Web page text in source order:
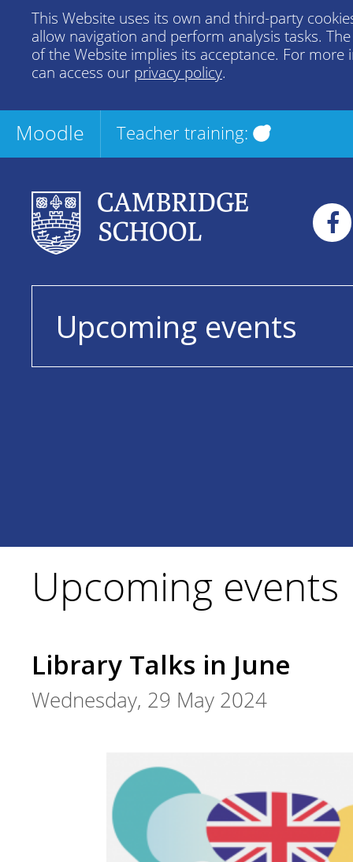
This Website uses its own and third-party
allow navigation and perform analysis tasks.
of the Website implies its acceptance. For more
can access our privacy policy.
Moodle Teacher training:
Upcoming events
Upcoming events
Library Talks in June
Wednesday, 29 May 2024